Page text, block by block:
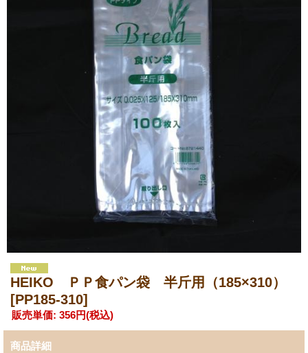
HEIKO ＰＰ食パン袋 半斤用（185×310）
[PP185-310]
販売単価: 356円(税込)
商品詳細